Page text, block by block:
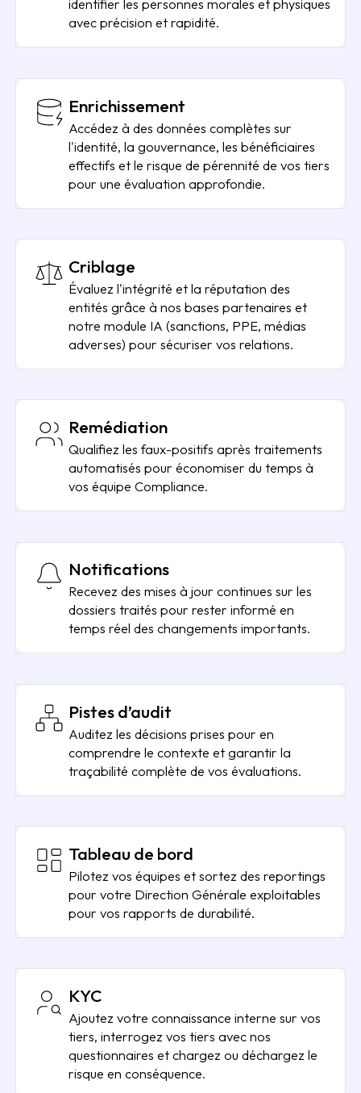
identifier les personnes morales et physiques
avec précision et rapidité.
Enrichissement
Accédez à des données complètes sur
l'identité, la gouvernance, les bénéficiaires
effectifs et le risque de pérennité de vos tiers
pour une évaluation approfondie.
Criblage
Évaluez l'intégrité et la réputation des
entités grâce à nos bases partenaires et
notre module IA (sanctions, PPE, médias
adverses) pour sécuriser vos relations.
Remédiation
Qualifiez les faux-positifs après traitements
automatisés pour économiser du temps à
vos équipe Compliance.
Notifications
Recevez des mises à jour continues sur les
dossiers traités pour rester informé en
temps réel des changements importants.
Pistes d’audit
Auditez les décisions prises pour en
comprendre le contexte et garantir la
traçabilité complète de vos évaluations.
Tableau de bord
Pilotez vos équipes et sortez des reportings
pour votre Direction Générale exploitables
pour vos rapports de durabilité.
KYC
Ajoutez votre connaissance interne sur vos
tiers, interrogez vos tiers avec nos
questionnaires et chargez ou déchargez le
risque en conséquence.